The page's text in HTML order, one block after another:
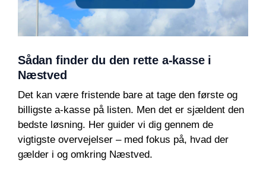
Sådan finder du den rette a-kasse i
Næstved
Det kan være fristende bare at tage den første og
billigste a-kasse på listen. Men det er sjældent den
bedste løsning. Her guider vi dig gennem de
vigtigste overvejelser – med fokus på, hvad der
gælder i og omkring Næstved.